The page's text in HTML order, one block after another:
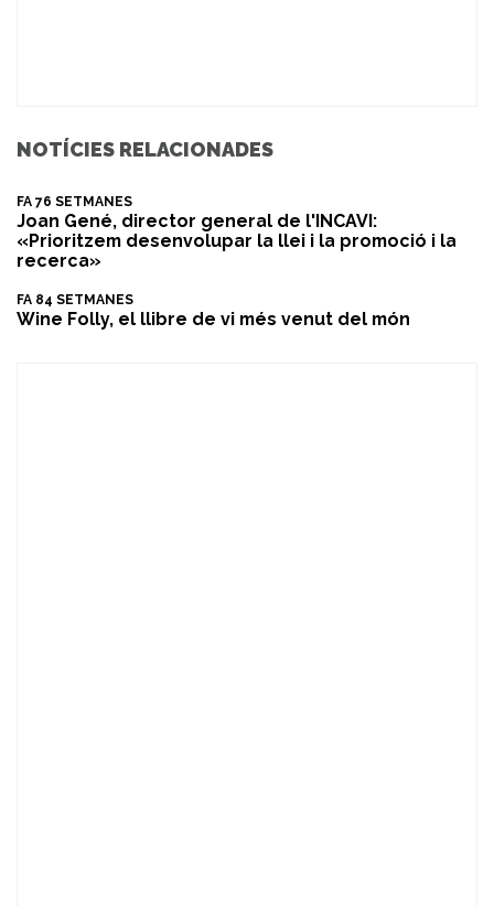
NOTÍCIES RELACIONADES
FA 76 SETMANES
Joan Gené, director general de l'INCAVI:
«Prioritzem desenvolupar la llei i la promoció i la
recerca»
FA 84 SETMANES
Wine Folly, el llibre de vi més venut del món